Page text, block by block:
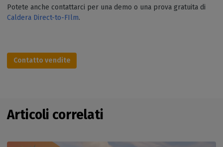
Potete anche contattarci per una demo o una prova gratuita di
Caldera Direct-to-FIlm.
Contatto vendite
Articoli correlati